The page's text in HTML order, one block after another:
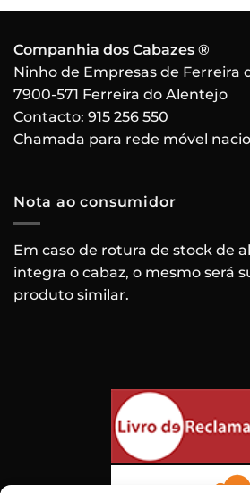
Companhia dos Cabazes ®
Ninho de Empresas de Ferreira
7900-571 Ferreira do Alentejo
Contacto: 915 256 550
Chamada para rede móvel
Nota ao consumidor
Em caso de rotura de stock de
integra o cabaz, o mesmo será
produto similar.